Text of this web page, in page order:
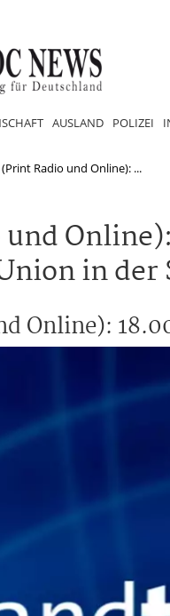
AUSLAND POLIZEI
Radio und Online): ...
in der
Online):